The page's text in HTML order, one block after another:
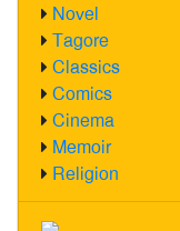
Novel
Tagore
Classics
Comics
Cinema
Memoir
Religion